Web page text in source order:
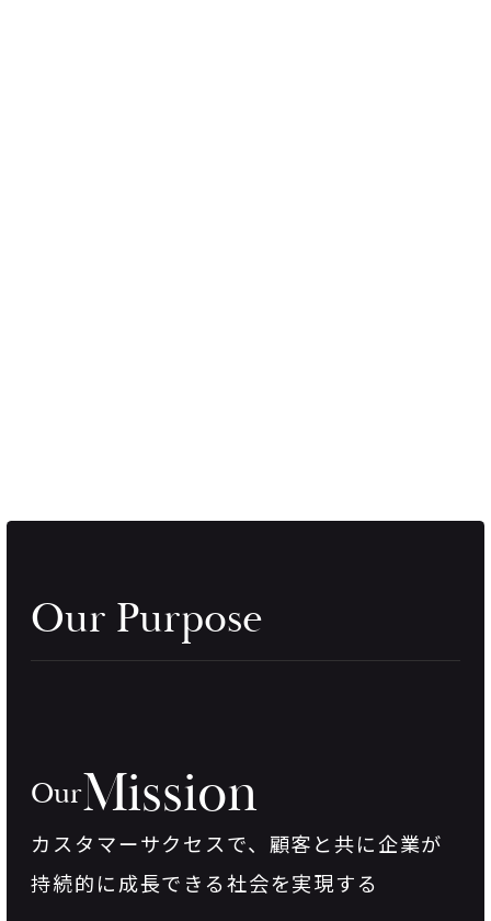
Our Purpose
OurMission
カスタマーサクセスで、 顧客と共に企業が
持続的に成長できる社会を実現する